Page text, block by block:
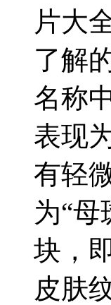
片大
了解
名称
表现
有轻
为“
块，
皮肤